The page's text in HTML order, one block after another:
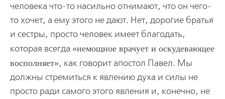
человека что-то насильно отнимают, что он чего-
то хочет, а ему этого не дают. Нет, дорогие братья
и сестры, просто человек имеет благодать,
которая всегда
немощное врачует и оскудевающее
восполняет , как говорит апостол Павел. Мы
должны стремиться к явлению духа и силы не
просто ради самого этого явления и, конечно, не